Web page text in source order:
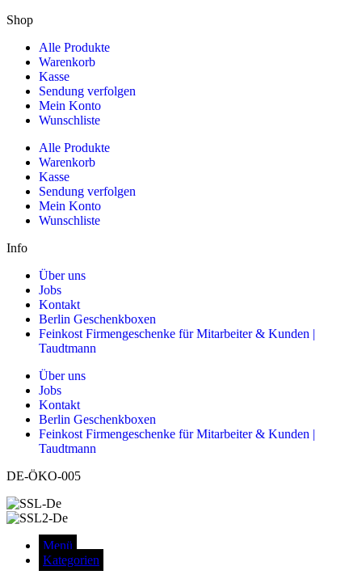
Shop
Alle Produkte
Warenkorb
Kasse
Sendung verfolgen
Mein Konto
Wunschliste
Alle Produkte
Warenkorb
Kasse
Sendung verfolgen
Mein Konto
Wunschliste
Info
Über uns
Jobs
Kontakt
Berlin Geschenkboxen
Feinkost Firmengeschenke für Mitarbeiter & Kunden |
Taudtmann
Über uns
Jobs
Kontakt
Berlin Geschenkboxen
Feinkost Firmengeschenke für Mitarbeiter & Kunden |
Taudtmann
DE-ÖKO-005
Menü
Kategorien